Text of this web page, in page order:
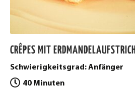
CRÊPES MIT ERDMANDELAUFSTRICH
Schwierigkeitsgrad: Anfänger
40 Minuten